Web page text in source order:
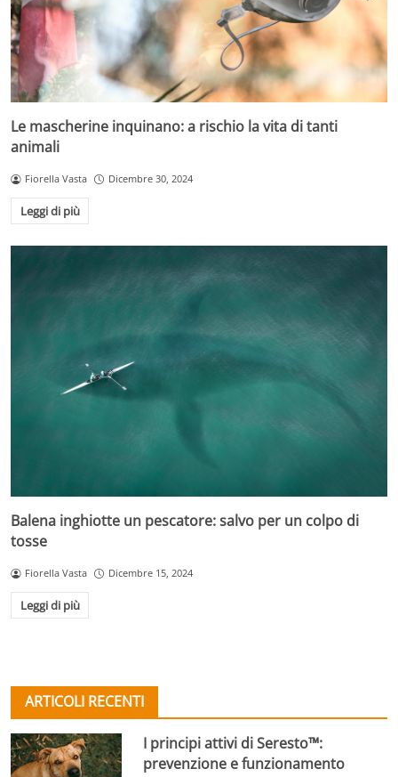
Le mascherine inquinano: a rischio la vita di tanti
animali
Fiorella Vasta Dicembre 30, 2024
Leggi di più
Balena inghiotte un pescatore: salvo per un colpo di
tosse
Fiorella Vasta Dicembre 15, 2024
Leggi di più
ARTICOLI RECENTI
I principi attivi di Seresto™:
prevenzione e funzionamento